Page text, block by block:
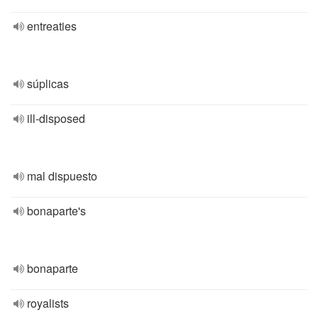
entreaties
súplicas
ill-disposed
mal dispuesto
bonaparte's
bonaparte
royalists